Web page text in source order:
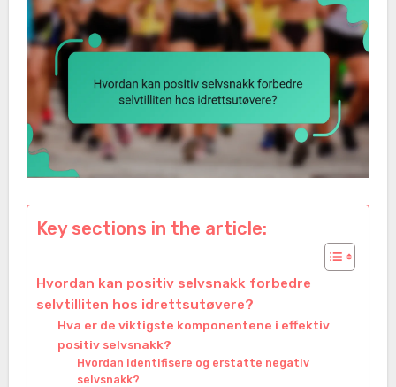
Key sections in the article:
Hvordan kan positiv selvsnakk forbedre
selvtilliten hos idrettsutøvere?
Hva er de viktigste komponentene i effektiv
positiv selvsnakk?
Hvordan identifisere og erstatte negativ
selvsnakk?